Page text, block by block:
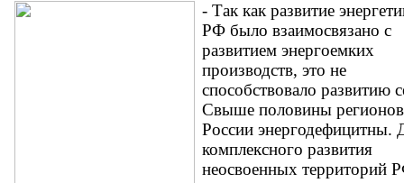
- Так как развитие
РФ было взаимосвязано с
развитием энергоемких
производств, это не
способствовало развитию
Свыше половины регионов
России энергодефицитны.
комплексного развития
неосвоенных территорий